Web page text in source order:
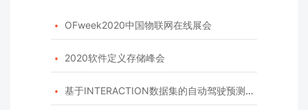
 OFweek2020中国物联网在线展会
 2020软件定义存储峰会
 基于INTERACTION数据集的自动驾驶预测模型挑战赛